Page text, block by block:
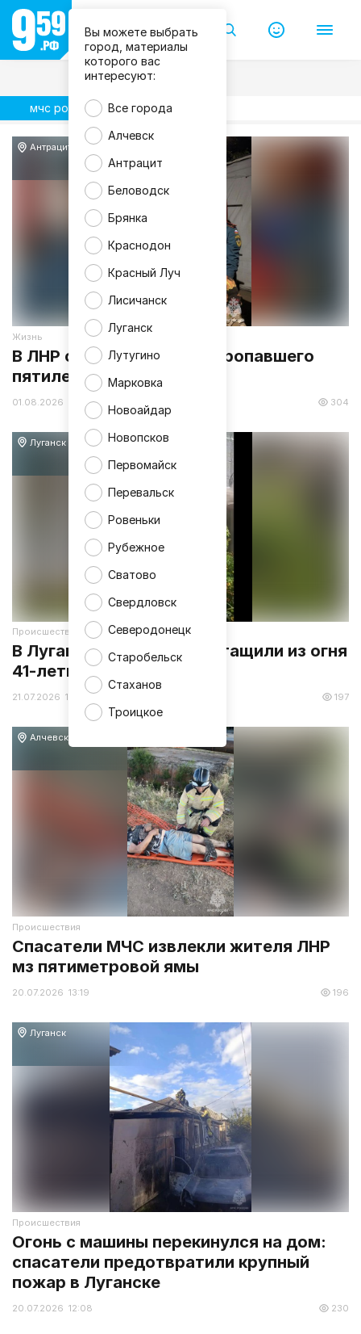
Вы можете выбрать
город, материалы
которого вас
интересуют:
Все города
Алчевск
Антрацит
Беловодск
Брянка
Краснодон
Красный Луч
Лисичанск
Луганск
Лутугино
Марковка
Новоайдар
Новопсков
Первомайск
Перевальск
Ровеньки
Рубежное
Сватово
Свердловск
Северодонецк
Старобельск
Стаханов
Троицкое
мчс россии
Антрацит
Жизнь
В ЛНР спасатели нашли пропавшего
пятилетнего мальчика
01.08.2026 19:05 304
Луганск
Происшествия
В Луганске пожарные вытащили из огня
41-летнего мужчину
21.07.2026 13:58 197
Алчевск
Происшествия
Спасатели МЧС извлекли жителя ЛНР
мз пятиметровой ямы
20.07.2026 13:19 196
Луганск
Происшествия
Огонь с машины перекинулся на дом:
спасатели предотвратили крупный
пожар в Луганске
20.07.2026 12:08 230